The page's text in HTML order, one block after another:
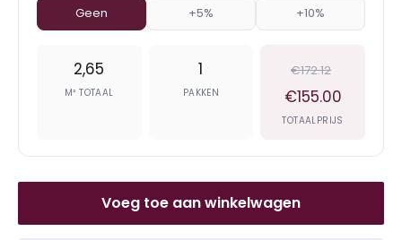
Geen +5% +10%
2,65
M² TOTAAL
1
PAKKEN
€172.12
€155.00
TOTAALPRIJS
Voeg toe aan winkelwagen